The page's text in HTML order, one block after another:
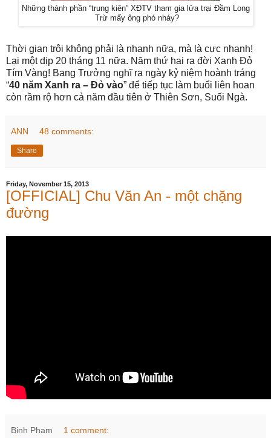
Những thành phần “trung kiên” XĐTV tham gia lửa trại Đầm Long
Trừ mấy ông phó nháy?
Thời gian trôi không phải là nhanh nữa, mà là cực nhanh!
Lại một dịp 20 tháng 11 nữa. Năm thứ hai ra đời Xanh Đỏ
Tím Vàng! Bang Trưởng nghĩ ra ngày kỷ niệm hoành tráng
“40 năm Xanh ra – Đỏ vào” để tiếp tục làm buổi liên hoan
còn rầm rộ hơn cả năm đầu tiên ở Thiên Sơn, Suối Ngà.
ANN 48 comments:
Share
Friday, November 15, 2013
[OFFICIAL] Chu Văn An - một chặng
đường
Binh Pham 1 comment: